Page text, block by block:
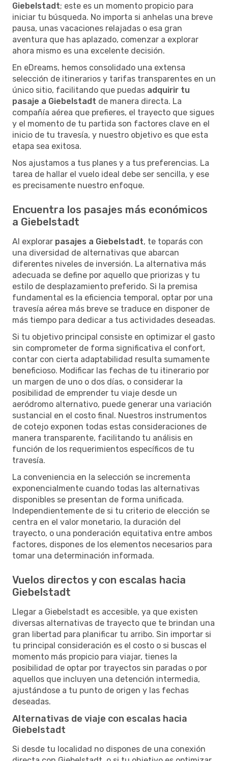
Giebelstadt; este es un momento propicio para
iniciar tu búsqueda. No importa si anhelas una breve
pausa, unas vacaciones relajadas o esa gran
aventura que has aplazado, comenzar a explorar
ahora mismo es una excelente decisión.
En eDreams, hemos consolidado una extensa
selección de itinerarios y tarifas transparentes en un
único sitio, facilitando que puedas adquirir tu
pasaje a Giebelstadt de manera directa. La
compañía aérea que prefieres, el trayecto que sigues
y el momento de tu partida son factores clave en el
inicio de tu travesía, y nuestro objetivo es que esta
etapa sea exitosa.
Nos ajustamos a tus planes y a tus preferencias. La
tarea de hallar el vuelo ideal debe ser sencilla, y ese
es precisamente nuestro enfoque.
Encuentra los pasajes más económicos
a Giebelstadt
Al explorar pasajes a Giebelstadt, te toparás con
una diversidad de alternativas que abarcan
diferentes niveles de inversión. La alternativa más
adecuada se define por aquello que priorizas y tu
estilo de desplazamiento preferido. Si la premisa
fundamental es la eficiencia temporal, optar por una
travesía aérea más breve se traduce en disponer de
más tiempo para dedicar a tus actividades deseadas.
Si tu objetivo principal consiste en optimizar el gasto
sin comprometer de forma significativa el confort,
contar con cierta adaptabilidad resulta sumamente
beneficioso. Modificar las fechas de tu itinerario por
un margen de uno o dos días, o considerar la
posibilidad de emprender tu viaje desde un
aeródromo alternativo, puede generar una variación
sustancial en el costo final. Nuestros instrumentos
de cotejo exponen todas estas consideraciones de
manera transparente, facilitando tu análisis en
función de los requerimientos específicos de tu
travesía.
La conveniencia en la selección se incrementa
exponencialmente cuando todas las alternativas
disponibles se presentan de forma unificada.
Independientemente de si tu criterio de elección se
centra en el valor monetario, la duración del
trayecto, o una ponderación equitativa entre ambos
factores, dispones de los elementos necesarios para
tomar una determinación informada.
Vuelos directos y con escalas hacia
Giebelstadt
Llegar a Giebelstadt es accesible, ya que existen
diversas alternativas de trayecto que te brindan una
gran libertad para planificar tu arribo. Sin importar si
tu principal consideración es el costo o si buscas el
momento más propicio para viajar, tienes la
posibilidad de optar por trayectos sin paradas o por
aquellos que incluyen una detención intermedia,
ajustándose a tu punto de origen y las fechas
deseadas.
Alternativas de viaje con escalas hacia
Giebelstadt
Si desde tu localidad no dispones de una conexión